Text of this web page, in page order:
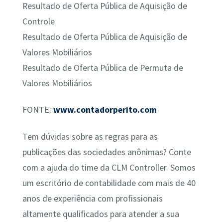
Resultado de Oferta Pública de Aquisição de
Controle
Resultado de Oferta Pública de Aquisição de
Valores Mobiliários
Resultado de Oferta Pública de Permuta de
Valores Mobiliários
FONTE: www.contadorperito.com
Tem dúvidas sobre as regras para as
publicações das sociedades anônimas? Conte
com a ajuda do time da CLM Controller. Somos
um escritório de contabilidade com mais de 40
anos de experiência com profissionais
altamente qualificados para atender a sua